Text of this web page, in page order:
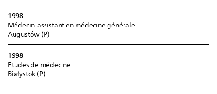
1998
Médecin-assistant en médecine générale
Augustów (P)
1998
Etudes de médecine
Białystok (P)